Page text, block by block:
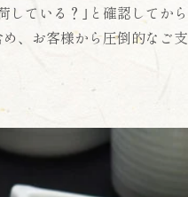
している？｣と確認してから
、お客様から圧倒的なご支